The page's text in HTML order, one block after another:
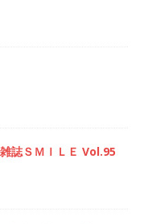
誌ＳＭＩＬＥ Vol.95